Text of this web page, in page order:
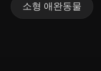
소형 애완동물